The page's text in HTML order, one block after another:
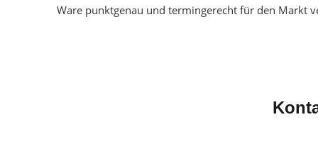
Ware punktgenau und termingerecht für den Markt